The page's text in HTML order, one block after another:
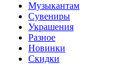
Музыкантам
Сувениры
Украшения
Разное
Новинки
Скидки